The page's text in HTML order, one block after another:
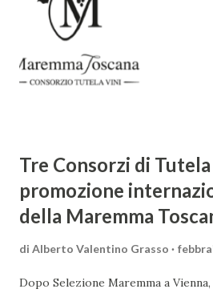
sorprendente. Marino visse in
cambiamenti culturali e sociali, e la
complessità. L'Adone è un poema
canti, composto da oltre 40.000
Tre Consorzi di
promozione
della Maremma
di Alberto Valentino Grasso
Dopo Selezione Maremma a